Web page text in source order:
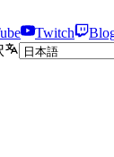
Twitch